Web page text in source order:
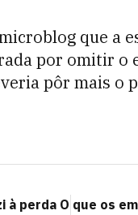
que a
por omitir o
pôr mais o
à perda O que os